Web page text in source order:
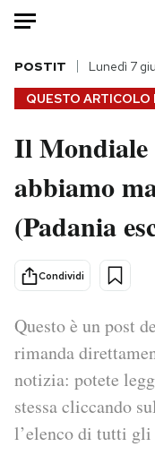
HOME
Italia
Politica
Tecnologia
Scienza
Economia
Sport
PODCAST
QUESTO ARTICOLO
POSTIT Lunedì 7
Il Mondiale
abbiamo
(Padania
Condividi
Questo è un post
rimanda
notizia: potete
stessa cliccando
l’elenco di tutti